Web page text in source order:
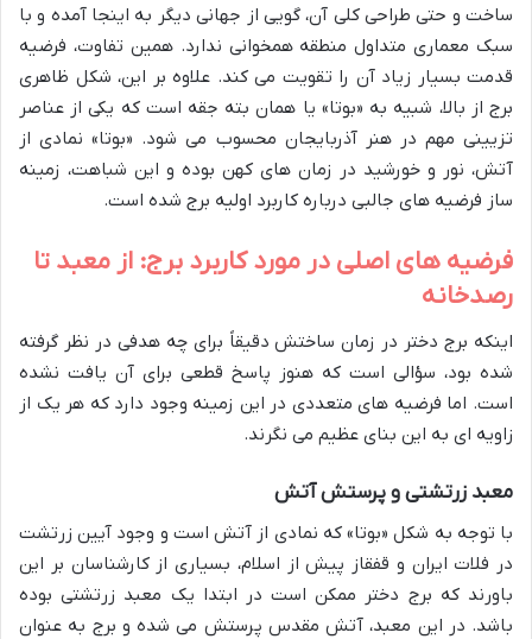
ساخت و حتی طراحی کلی آن، گویی از جهانی دیگر به اینجا آمده و با
سبک معماری متداول منطقه همخوانی ندارد. همین تفاوت، فرضیه
قدمت بسیار زیاد آن را تقویت می کند. علاوه بر این، شکل ظاهری
برج از بالا، شبیه به «بوتا» یا همان بته جقه است که یکی از عناصر
تزیینی مهم در هنر آذربایجان محسوب می شود. «بوتا» نمادی از
آتش، نور و خورشید در زمان های کهن بوده و این شباهت، زمینه
ساز فرضیه های جالبی درباره کاربرد اولیه برج شده است.
فرضیه های اصلی در مورد کاربرد برج: از معبد تا
رصدخانه
اینکه برج دختر در زمان ساختش دقیقاً برای چه هدفی در نظر گرفته
شده بود، سؤالی است که هنوز پاسخ قطعی برای آن یافت نشده
است. اما فرضیه های متعددی در این زمینه وجود دارد که هر یک از
زاویه ای به این بنای عظیم می نگرند.
معبد زرتشتی و پرستش آتش
با توجه به شکل «بوتا» که نمادی از آتش است و وجود آیین زرتشت
در فلات ایران و قفقاز پیش از اسلام، بسیاری از کارشناسان بر این
باورند که برج دختر ممکن است در ابتدا یک معبد زرتشتی بوده
باشد. در این معبد، آتش مقدس پرستش می شده و برج به عنوان